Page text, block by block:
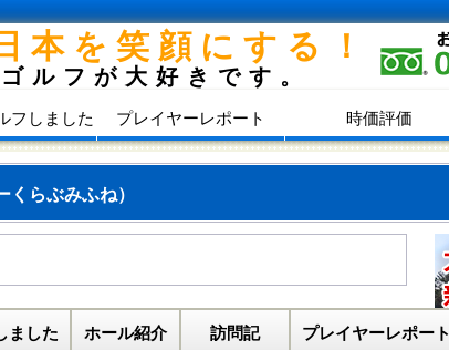
本を笑顔にする！
ルフが大好きです。
フしました プレイヤーレポート 時価評価
くらぶみふね）
ました ホール紹介 訪問記 プレイヤーレポート